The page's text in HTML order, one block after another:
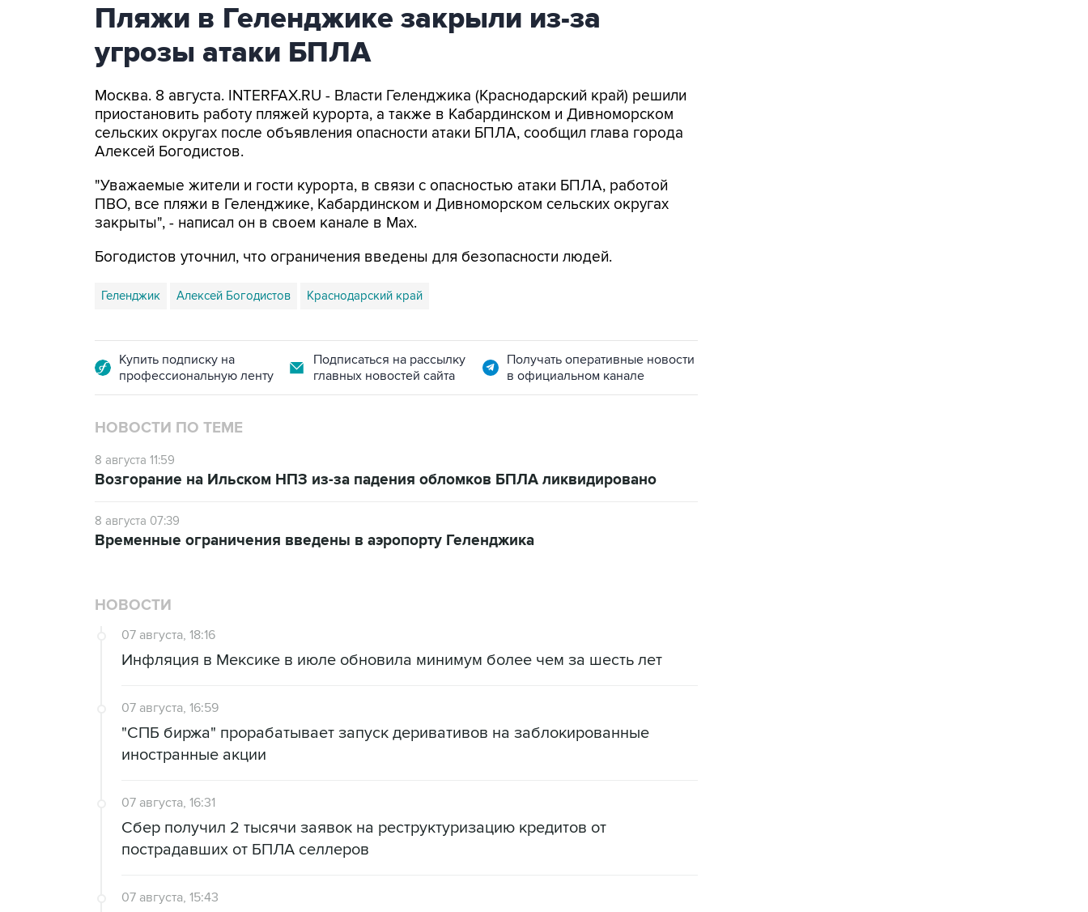
Пляжи в Геленджике закрыли из-за
угрозы атаки БПЛА
Москва. 8 августа. INTERFAX.RU - Власти Геленджика (Краснодарский край) решили
приостановить работу пляжей курорта, а также в Кабардинском и Дивноморском
сельских округах после объявления опасности атаки БПЛА, сообщил глава города
Алексей Богодистов.
"Уважаемые жители и гости курорта, в связи с опасностью атаки БПЛА, работой
ПВО, все пляжи в Геленджике, Кабардинском и Дивноморском сельских округах
закрыты", - написал он в своем канале в Max.
Богодистов уточнил, что ограничения введены для безопасности людей.
Геленджик Алексей Богодистов Краснодарский край
Купить подписку на
профессиональную ленту
Подписаться на рассылку
главных новостей сайта
Получать оперативные новости
в официальном канале
НОВОСТИ ПО ТЕМЕ
8 августа 11:59
Возгорание на Ильском НПЗ из-за падения обломков БПЛА ликвидировано
8 августа 07:39
Временные ограничения введены в аэропорту Геленджика
НОВОСТИ
07 августа, 18:16
Инфляция в Мексике в июле обновила минимум более чем за шесть лет
07 августа, 16:59
"СПБ биржа" прорабатывает запуск деривативов на заблокированные
иностранные акции
07 августа, 16:31
Сбер получил 2 тысячи заявок на реструктуризацию кредитов от
пострадавших от БПЛА селлеров
07 августа, 15:43